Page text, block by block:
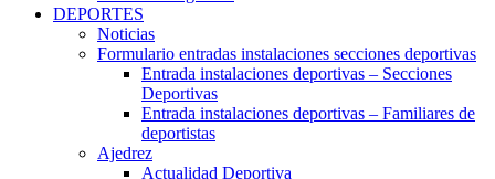
DEPORTES
Noticias
Formulario entradas instalaciones secciones deportivas
Entrada instalaciones deportivas – Secciones
Deportivas
Entrada instalaciones deportivas – Familiares de
deportistas
Ajedrez
Actualidad Deportiva